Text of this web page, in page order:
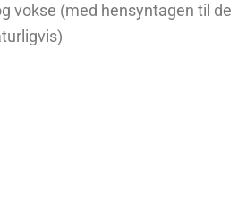
vokse (med hensyntagen til de